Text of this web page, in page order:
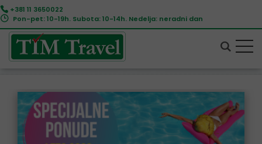
+381 11 3650022
Pon-pet: 10-19h. Subota: 10-14h. Nedelja: neradni dan